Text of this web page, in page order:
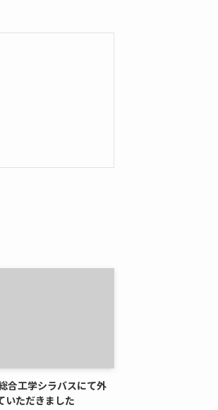
合工学シラバスにて外
いただきました